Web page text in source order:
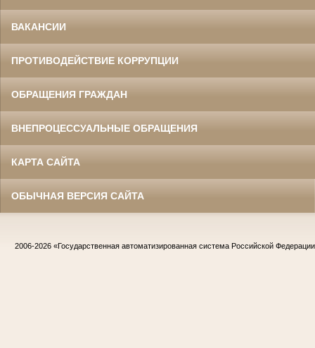
ВАКАНСИИ
ПРОТИВОДЕЙСТВИЕ КОРРУПЦИИ
ОБРАЩЕНИЯ ГРАЖДАН
ВНЕПРОЦЕССУАЛЬНЫЕ ОБРАЩЕНИЯ
КАРТА САЙТА
ОБЫЧНАЯ ВЕРСИЯ САЙТА
2006-2026 «Государственная автоматизированная система Российской